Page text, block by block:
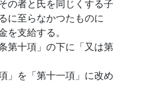
の者と氏を同じくする子
に至らなかつたものに
を支給する。
第十項」の下に「又は第
」を「第十一項」に改め